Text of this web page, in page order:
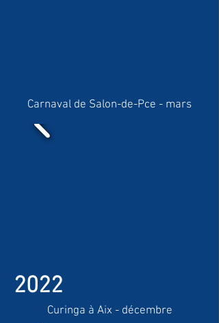
Carnaval de Salon-de-Pce - mars
2022
Curinga à Aix - décembre